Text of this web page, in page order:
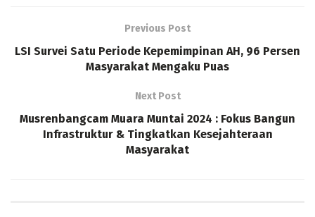
Previous Post
LSI Survei Satu Periode Kepemimpinan AH, 96 Persen
Masyarakat Mengaku Puas
Next Post
Musrenbangcam Muara Muntai 2024 : Fokus Bangun
Infrastruktur & Tingkatkan Kesejahteraan
Masyarakat